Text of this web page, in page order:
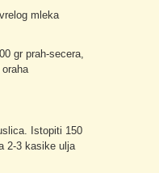
mleka
gr prah-secera,
Istopiti 150
2-3 kasike ulja